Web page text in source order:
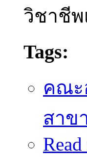
วิชาชีพ
Tags:
คณะ
สาข